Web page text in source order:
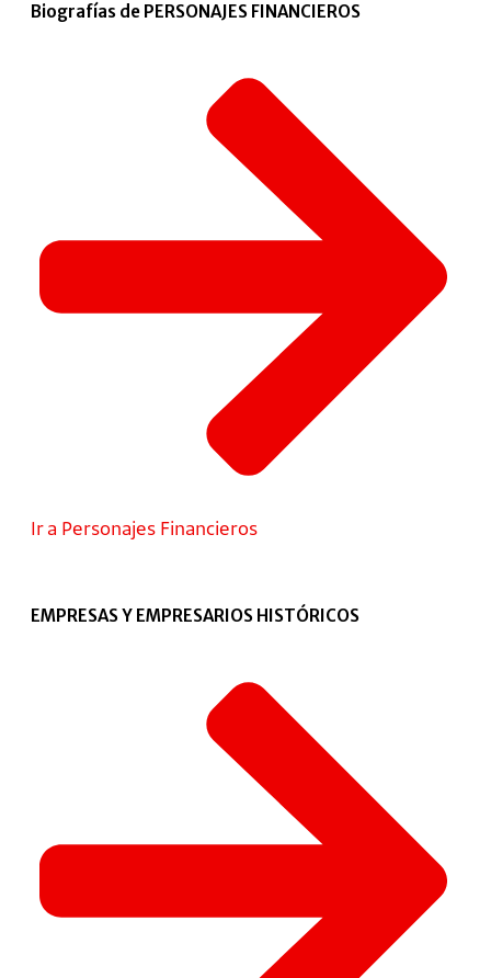
Biografías de PERSONAJES FINANCIEROS
Ir a Personajes Financieros
EMPRESAS Y EMPRESARIOS HISTÓRICOS